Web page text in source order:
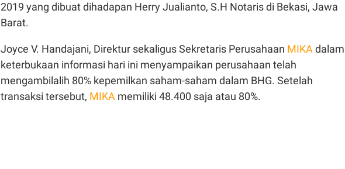
2019 yang dibuat dihadapan Herry Jualianto, S.H Notaris di Bekasi, Jawa
Barat.
Joyce V. Handajani, Direktur sekaligus Sekretaris Perusahaan MIKA dalam
keterbukaan informasi hari ini menyampaikan perusahaan telah
mengambilalih 80% kepemilkan saham-saham dalam BHG. Setelah
transaksi tersebut, MIKA memiliki 48.400 saja atau 80%.